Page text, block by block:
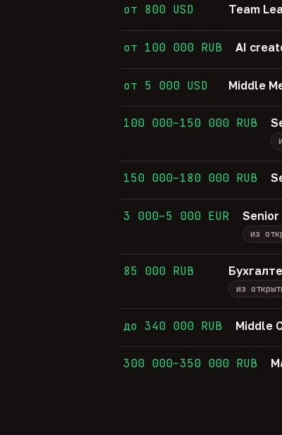
от 800 USD Team
от 100 000 RUB AI
от 5 000 USD Middle
100 000–150 000 RUB
150 000–180 000 RUB
3 000–5 000 EUR
из
85 000 RUB
из
до 340 000 RUB Middle
300 000–350 000 RUB